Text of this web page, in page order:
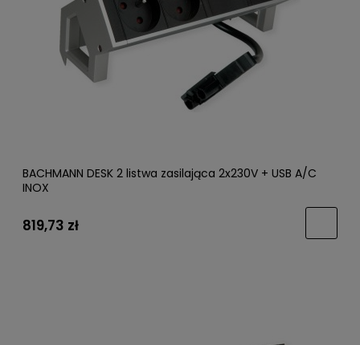
BACHMANN DESK 2 listwa zasilająca 2x230V + USB A/C
INOX
819,73 zł